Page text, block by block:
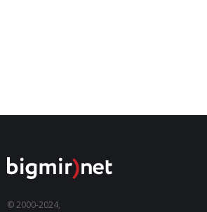
© 2000-2024,